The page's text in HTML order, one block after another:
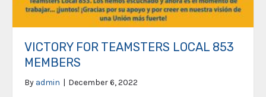
VICTORY FOR TEAMSTERS LOCAL 853
MEMBERS
By admin | December 6, 2022